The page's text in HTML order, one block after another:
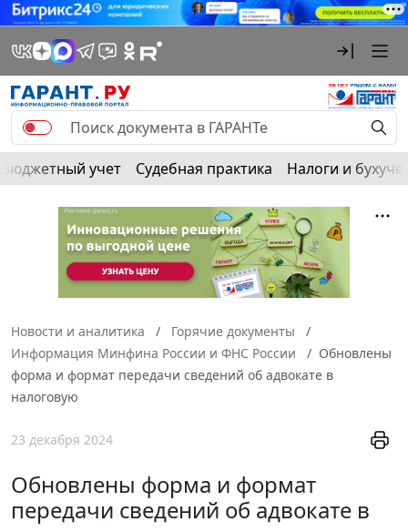
Бюджетный учет Судебная практика Налоги и
Новости и аналитика
Горячие документы
Информация Минфина России и ФНС России
Обновлены
форма и формат передачи сведений об адвокате в
налоговую
23 декабря 2024
Обновлены форма и формат
передачи сведений об адвокате в